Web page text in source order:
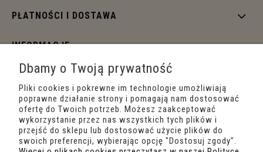
PŁATNOŚCI I DOSTAWA
INFORMACJE
O NAS
Dbamy o Twoją prywatność
Pliki cookies i pokrewne im technologie umożliwiają
poprawne działanie strony i pomagają nam dostosować
ofertę do Twoich potrzeb. Możesz zaakceptować
wykorzystanie przez nas wszystkich tych plików i
przejść do sklepu lub dostosować użycie plików do
swoich preferencji, wybierając opcję "Dostosuj zgody".